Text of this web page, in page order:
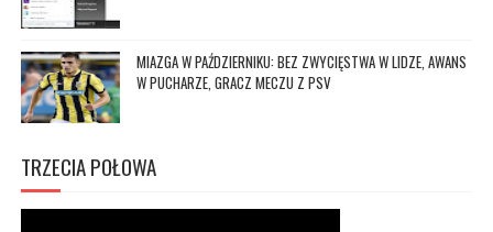
MIAZGA W PAŹDZIERNIKU: BEZ ZWYCIĘSTWA W LIDZE, AWANS
W PUCHARZE, GRACZ MECZU Z PSV
TRZECIA POŁOWA